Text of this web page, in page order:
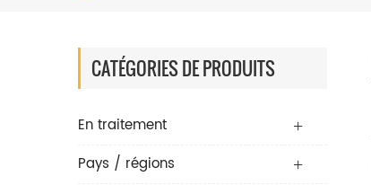
CATÉGORIES DE PRODUITS
En traitement
Pays / régions